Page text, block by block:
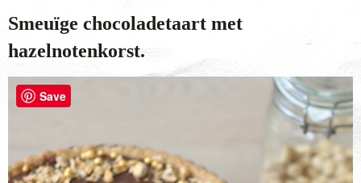
Smeuïge chocoladetaart met
hazelnotenkorst.
Save